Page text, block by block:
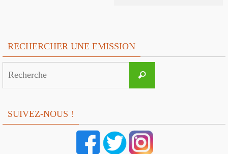
RECHERCHER UNE EMISSION
Recherche
SUIVEZ-NOUS !